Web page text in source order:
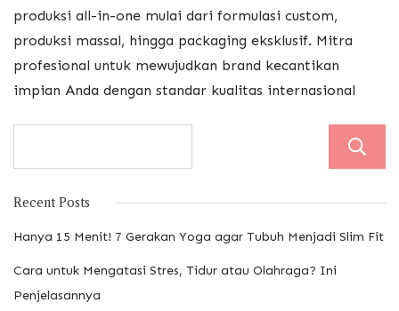
produksi all-in-one mulai dari formulasi custom,
produksi massal, hingga packaging eksklusif. Mitra
profesional untuk mewujudkan brand kecantikan
impian Anda dengan standar kualitas internasional
Recent Posts
Hanya 15 Menit! 7 Gerakan Yoga agar Tubuh Menjadi Slim Fit
Cara untuk Mengatasi Stres, Tidur atau Olahraga? Ini
Penjelasannya